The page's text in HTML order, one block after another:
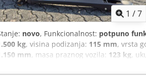
1 /7
novo, Funkcionalnost: potpuno
kg, visina podizanja: 115 mm, vrsta
mm, masa praznog vozila: 123 kg,
, Viličar s niskim
mm Debljina vilice: 47 mm Stanje: